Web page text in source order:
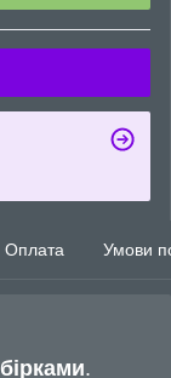
Оплата Умови
бірками.